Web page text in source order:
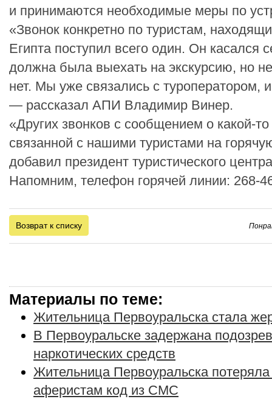
и принимаются необходимые меры по
«Звонок конкретно по туристам,
Египта поступил всего один. Он касался
должна была выехать на экскурсию, но
нет. Мы уже связались с туроператором,
— рассказал АПИ Владимир Винер.
«Других звонков с сообщением о какой-
связанной с нашими туристами на
добавил президент туристического
Напомним, телефон горячей линии: 268-
Возврат к списку
Материалы по теме:
Жительница Первоуральска стала
В Первоуральске задержана
наркотических средств
Жительница Первоуральска
аферистам код из СМС